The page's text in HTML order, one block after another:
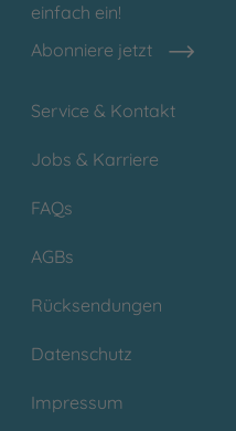
einfach ein!
Abonniere jetzt
Service & Kontakt
Jobs & Karriere
FAQs
AGBs
Rücksendungen
Datenschutz
Impressum